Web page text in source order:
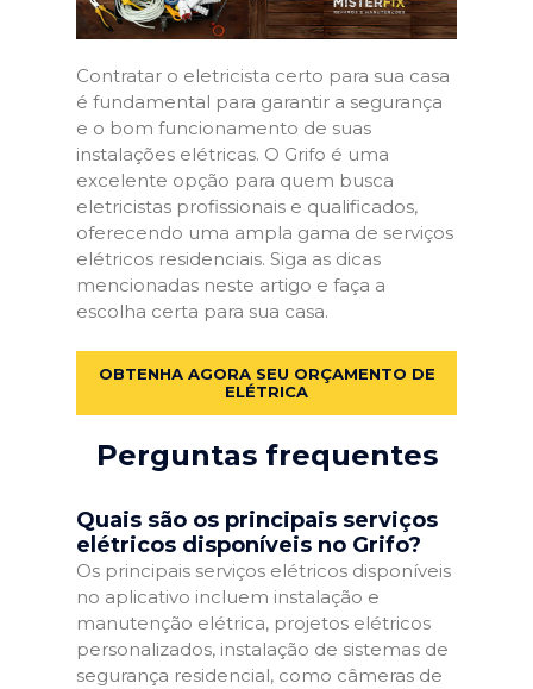
Contratar o eletricista certo para sua casa
é fundamental para garantir a segurança
e o bom funcionamento de suas
instalações elétricas. O Grifo é uma
excelente opção para quem busca
eletricistas profissionais e qualificados,
oferecendo uma ampla gama de serviços
elétricos residenciais. Siga as dicas
mencionadas neste artigo e faça a
escolha certa para sua casa.
OBTENHA AGORA SEU ORÇAMENTO DE
ELÉTRICA
Perguntas frequentes
Quais são os principais serviços
elétricos disponíveis no Grifo?
Os principais serviços elétricos disponíveis
no aplicativo incluem instalação e
manutenção elétrica, projetos elétricos
personalizados, instalação de sistemas de
segurança residencial, como câmeras de